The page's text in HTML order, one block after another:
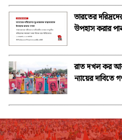
ভারতের
উপহাস করার
রাত দখল কর
ন্যায়ের